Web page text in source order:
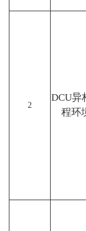
2
DCU异
程环